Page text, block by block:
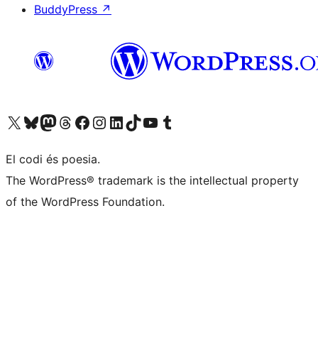
BuddyPress ↗
Visiteu el nostre compte X (abans Twitter)
Visiteu el nostre compte de Bluesky
Visiteu el nostre compte al Mastodon
Visiteu el nostre compte de Threads
Visiteu la nostra pàgina al Facebook
Visiteu el nostre compte d'Instagram
Visiteu el nostre compte de LinkedIn
Visiteu el nostre compte de TikTok
Visiteu el nostre canal al YouTube
Visiteu el nostre compte de Tumblr
El codi és poesia.
The WordPress® trademark is the intellectual property
of the WordPress Foundation.